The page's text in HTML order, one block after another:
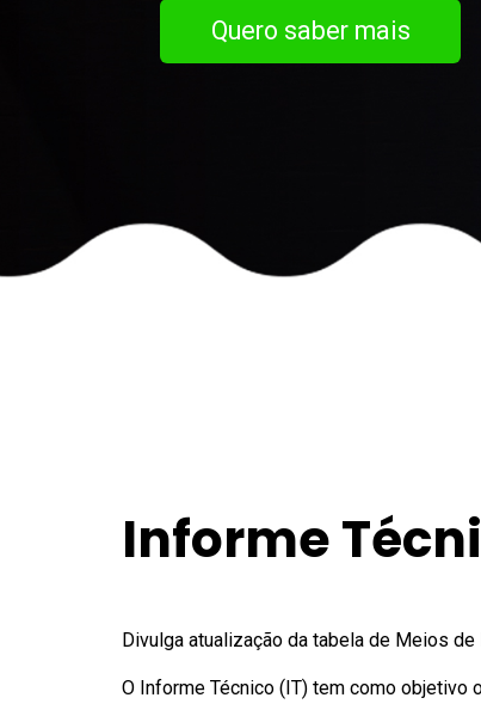
Quero saber mais
Informe
Divulga atualização da tabela de Meios de
O Informe Técnico (IT) tem como objetivo